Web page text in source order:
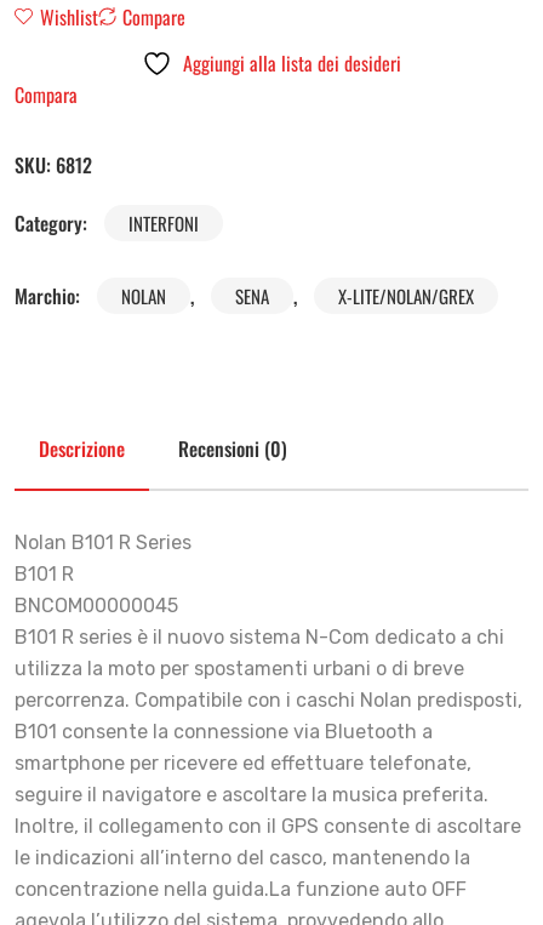
Wishlist
Compare
Aggiungi alla lista dei desideri
Compara
SKU: 6812
Category:
INTERFONI
Marchio: NOLAN , SENA , X-LITE/NOLAN/GREX
Descrizione Recensioni (0)
Nolan B101 R Series
B101 R
BNCOM00000045
B101 R series è il nuovo sistema N-Com dedicato a chi
utilizza la moto per spostamenti urbani o di breve
percorrenza. Compatibile con i caschi Nolan predisposti,
B101 consente la connessione via Bluetooth a
smartphone per ricevere ed effettuare telefonate,
seguire il navigatore e ascoltare la musica preferita.
Inoltre, il collegamento con il GPS consente di ascoltare
le indicazioni all’interno del casco, mantenendo la
concentrazione nella guida.La funzione auto OFF